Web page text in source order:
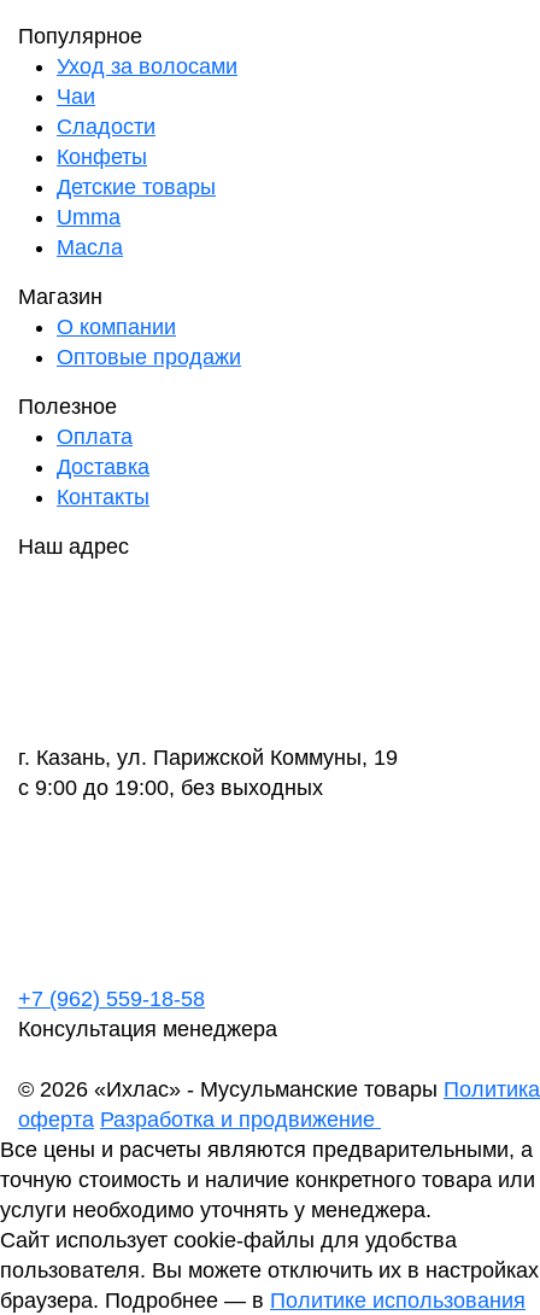
Популярное
Уход за волосами
Чаи
Сладости
Конфеты
Детские товары
Umma
Масла
Магазин
О компании
Оптовые продажи
Полезное
Оплата
Доставка
Контакты
Наш адрес
г. Казань, ул. Парижской Коммуны, 19
с 9:00 до 19:00, без выходных
+7 (962) 559-18-58
Консультация менеджера
© 2026 «Ихлас» - Мусульманские товары
оферта Разработка и продвижение
Все цены и расчеты являются предварительными, а
точную стоимость и наличие конкретного товара или
услуги необходимо уточнять у менеджера.
Сайт использует cookie-файлы для удобства
пользователя. Вы можете отключить их в настройках
браузера. Подробнее — в Политике использования